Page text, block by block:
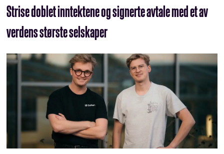
Strise doblet inntektene og signerte avtale med et av
verdens største selskaper